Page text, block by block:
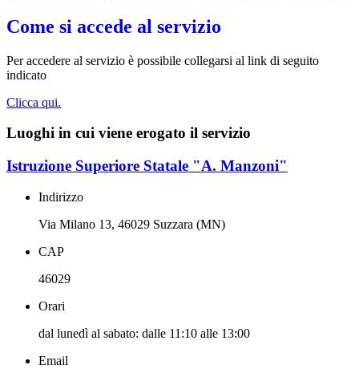
Come si accede al servizio
Per accedere al servizio è possibile collegarsi al link di seguito
indicato
Clicca qui.
Luoghi in cui viene erogato il servizio
Istruzione Superiore Statale "A. Manzoni"
Indirizzo
Via Milano 13, 46029 Suzzara (MN)
CAP
46029
Orari
dal lunedì al sabato: dalle 11:10 alle 13:00
Email